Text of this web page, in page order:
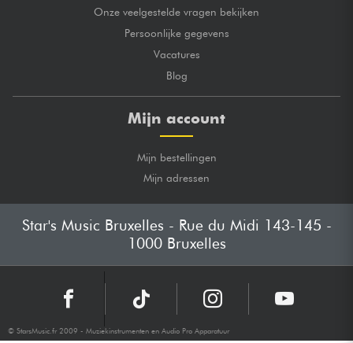
Onze veelgestelde vragen bekijken
Persoonlijke gegevens
Vacatures
Blog
Mijn account
Mijn bestellingen
Mijn adressen
Star's Music Bruxelles - Rue du Midi 143-145 -
1000 Bruxelles
© StarsMusic.fr 2009 - Muziekinstrumenten en Audio Pro Apparatuur